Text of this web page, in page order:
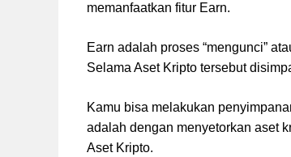
memanfaatkan fitur Earn.
Earn adalah proses “mengunci”
Selama Aset Kripto tersebut
Kamu bisa melakukan
adalah dengan menyetorkan aset
Aset Kripto.